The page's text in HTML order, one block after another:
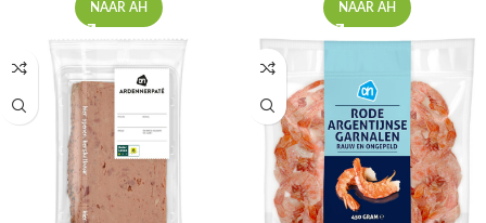
NAAR AH NAAR AH